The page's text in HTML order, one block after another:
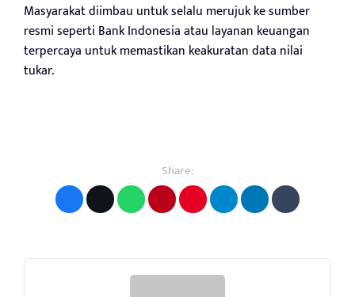
Masyarakat diimbau untuk selalu merujuk ke sumber
resmi seperti Bank Indonesia atau layanan keuangan
terpercaya untuk memastikan keakuratan data nilai
tukar.
Share: